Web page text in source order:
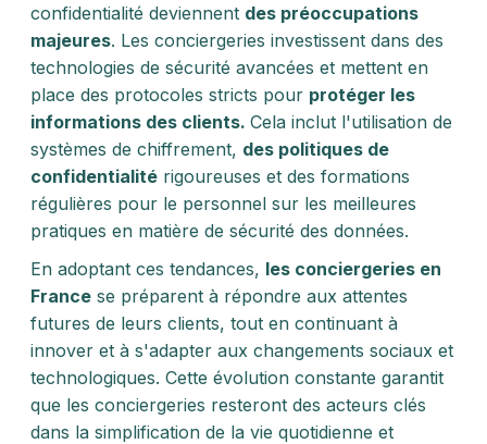
confidentialité deviennent des préoccupations
majeures. Les conciergeries investissent dans des
technologies de sécurité avancées et mettent en
place des protocoles stricts pour protéger les
informations des clients. Cela inclut l'utilisation de
systèmes de chiffrement, des politiques de
confidentialité rigoureuses et des formations
régulières pour le personnel sur les meilleures
pratiques en matière de sécurité des données.
En adoptant ces tendances, les conciergeries en
France se préparent à répondre aux attentes
futures de leurs clients, tout en continuant à
innover et à s'adapter aux changements sociaux et
technologiques. Cette évolution constante garantit
que les conciergeries resteront des acteurs clés
dans la simplification de la vie quotidienne et